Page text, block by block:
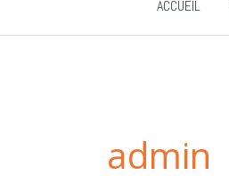
ACCUEIL
admin